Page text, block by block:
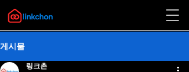
게시물
링크촌